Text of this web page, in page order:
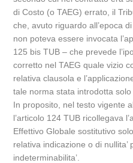
di Costo (o TAEG) errato, il
che, avuto riguardo all’epoca
non poteva essere invocata
125 bis TUB – che prevede
corretto nel TAEG quale vizio
relativa clausola e
tale norma stata introdotta
In proposito, nel testo vigente
l’articolo 124 TUB ricollegava
Effettivo Globale sostitutivo
relativa indicazione o di
indeterminabilita’.